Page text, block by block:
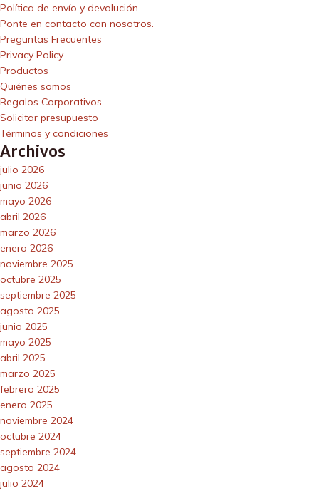
Política de envío y devolución
Ponte en contacto con nosotros.
Preguntas Frecuentes
Privacy Policy
Productos
Quiénes somos
Regalos Corporativos
Solicitar presupuesto
Términos y condiciones
Archivos
julio 2026
junio 2026
mayo 2026
abril 2026
marzo 2026
enero 2026
noviembre 2025
octubre 2025
septiembre 2025
agosto 2025
junio 2025
mayo 2025
abril 2025
marzo 2025
febrero 2025
enero 2025
noviembre 2024
octubre 2024
septiembre 2024
agosto 2024
julio 2024